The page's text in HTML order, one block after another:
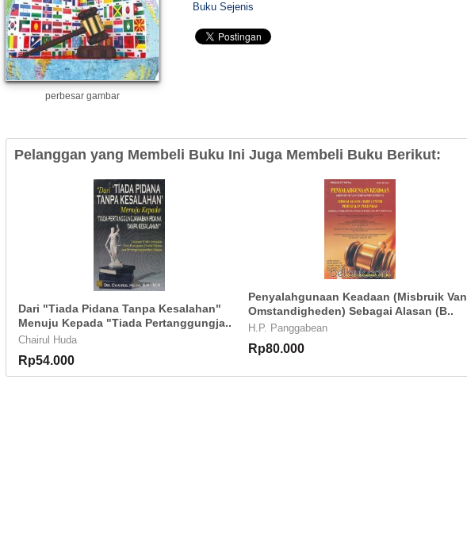
perbesar gambar
Buku Sejenis
Pelanggan yang Membeli Buku Ini Juga Membeli Buku Berikut:
Dari "Tiada Pidana Tanpa Kesalahan"
Menuju Kepada "Tiada Pertanggungja..
Chairul Huda
Rp54.000
Penyalahgunaan Keadaan (Misbruik Van
Omstandigheden) Sebagai Alasan (B..
H.P. Panggabean
Rp80.000